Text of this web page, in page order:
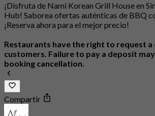
¡Disfruta de Nami Korean Grill House en
Hub! Saborea ofertas auténticas de BBQ
¡Reserva ahora para el mejor precio!
Restaurants have the right to request
customers. Failure to pay a deposit
booking cancellation.
Compartir